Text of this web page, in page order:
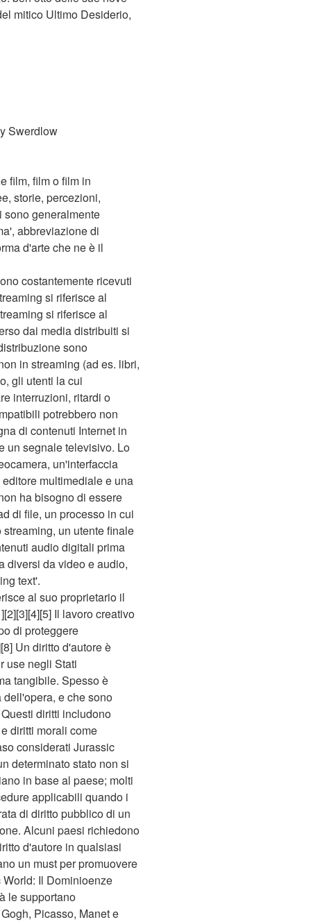
mitico Ultimo Desiderio,
Swerdlow
film, film o film in
storie, percezioni,
sono generalmente
abbreviazione di
d'arte che ne è il
costantemente ricevuti
si riferisce al
si riferisce al
dai media distribuiti si
sono
in streaming (ad es. libri,
gli utenti la cui
interruzioni, ritardi o
potrebbero non
di contenuti Internet in
un segnale televisivo. Lo
un'interfaccia
multimediale e una
ha bisogno di essere
di file, un processo in cui
un utente finale
audio digitali prima
diversi da video e audio,
text'.
al suo proprietario il
Il lavoro creativo
di proteggere
Un diritto d'autore è
use negli Stati
tangibile. Spesso è
e che sono
diritti includono
diritti morali come
considerati Jurassic
determinato stato non si
in base al paese; molti
applicabili quando i
di diritto pubblico di un
Alcuni paesi richiedono
d'autore in qualsiasi
un must per promuovere
Il Dominioenze
le supportano
Picasso, Manet e